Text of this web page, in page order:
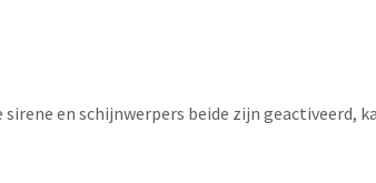
en schijnwerpers beide zijn geactiveerd,